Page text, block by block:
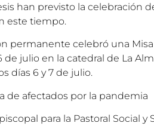
han previsto la celebración
este tiempo.
permanente celebró una
de julio en la catedral de La
días 6 y 7 de julio.
de afectados por la pandemia
para la Pastoral Social